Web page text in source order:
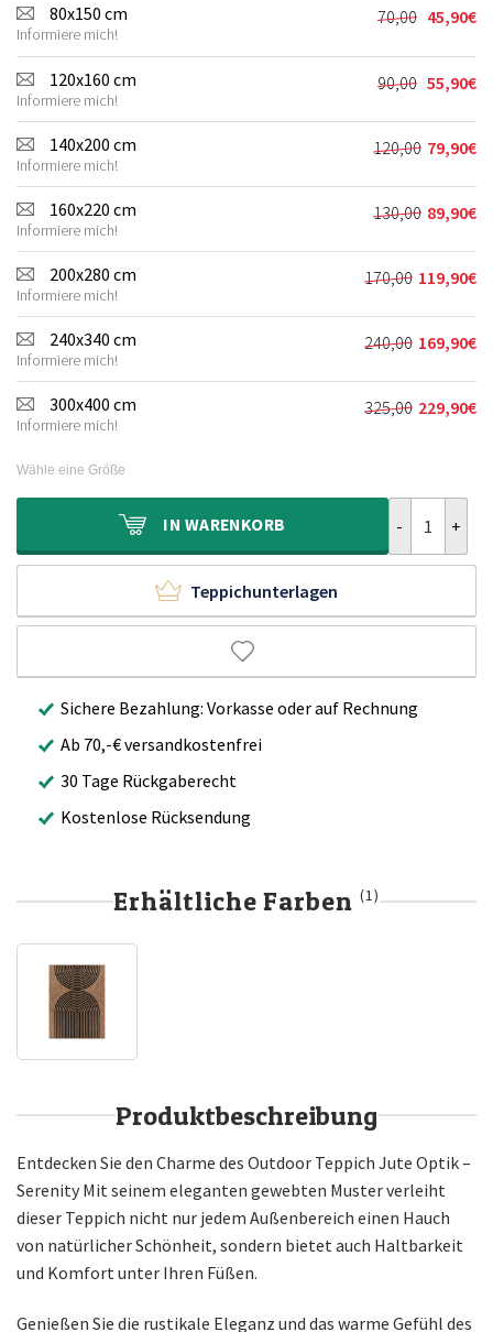
80x150 cm
Informiere mich!
70,00
Preis
war:
70,00€
45,90€
Aktueller
Preis
ist:
45,90€.
120x160 cm
Informiere mich!
90,00
Preis
war:
90,00€
55,90€
Aktueller
Preis
ist:
55,90€.
140x200 cm
Informiere mich!
120,00
Preis
war:
120,00€
79,90€
Aktueller
Preis
ist:
79,90€.
160x220 cm
Informiere mich!
130,00
Preis
war:
130,00€
89,90€
Aktueller
Preis
ist:
89,90€.
200x280 cm
Informiere mich!
170,00
Preis
war:
170,00€
119,90€
Aktueller
Preis
ist:
119,90€.
240x340 cm
Informiere mich!
240,00
Preis
war:
240,00€
169,90€
Aktueller
Preis
ist:
169,90€.
300x400 cm
Informiere mich!
325,00 229,90€
Aktueller
Wähle eine Größe
IN WARENKORB
Teppichunterlagen
Sichere Bezahlung: Vorkasse oder auf Rechnung
Ab 70,-€ versandkostenfrei
30 Tage Rückgaberecht
Kostenlose Rücksendung
Erhältliche Farben(1)
Produktbeschreibung
Entdecken Sie den Charme des Outdoor Teppich Jute Optik –
Serenity Mit seinem eleganten gewebten Muster verleiht
dieser Teppich nicht nur jedem Außenbereich einen Hauch
von natürlicher Schönheit, sondern bietet auch Haltbarkeit
und Komfort unter Ihren Füßen.
Genießen Sie die rustikale Eleganz und das warme Gefühl des